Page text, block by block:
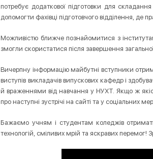
потребує додаткової підготовки для
допомогти фахівці підготовчого відділення, де
Можливістю ближче познайомитися з
змогли скористатися після завершення
Вичерпну інформацію майбутні вступники
виступів викладачів випускових кафедр і
й враженнями від навчання у НУХТ. Якщо ж
про наступні зустрічі на сайті та у соціальних
Бажаємо учням і студентам коледжів
технологій, сміливих мрій та яскравих